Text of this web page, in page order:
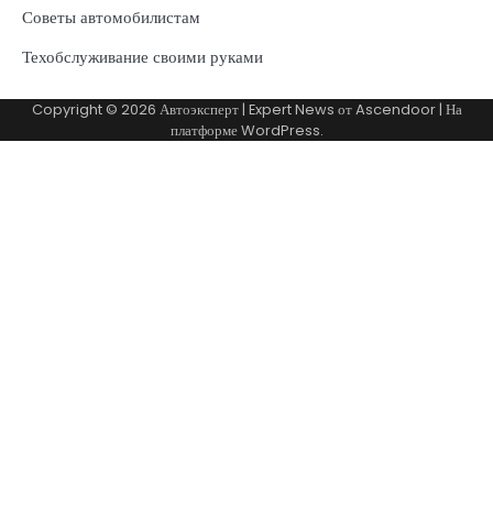
Советы автомобилистам
Техобслуживание своими руками
Copyright © 2026 Автоэксперт| Expert News отAscendoor| На
платформеWordPress.